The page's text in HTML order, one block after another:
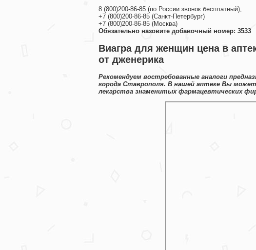
8 (800)200-86-85 (по России звонок бесплатный),
+7 (800)200-86-85 (Санкт-Петербург)
+7 (800)200-86-85 (Москва)
Обязательно назовите добавочный номер: 3533
Виагра для женщин цена в
от дженерика
Рекомендуем востребованные аналоги
города Ставрополя. В нашей аптеке Вы
лекарства знаменитых фармацевтических